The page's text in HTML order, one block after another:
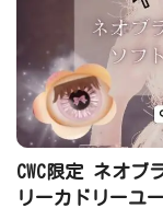
CWC限定 ネオ
リーカドリーユ